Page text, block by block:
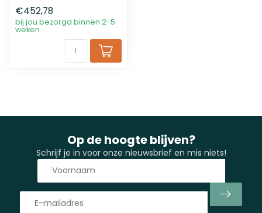
€452,78
bij jou bezorgd binnen 2-5
weken
Op de hoogte blijven?
Schrijf je in voor onze nieuwsbrief en mis niets!